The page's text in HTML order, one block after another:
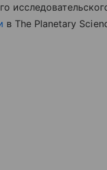
в The Planetary